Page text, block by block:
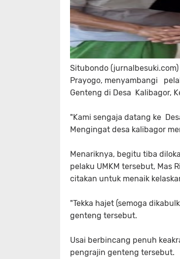
Situbondo
Prayogo, menyambangi
Genteng di Desa Kalibagor,
"Kami sengaja datang ke
Mengingat desa kalibagor
Menariknya, begitu tiba
pelaku UMKM tersebut, Mas
citakan untuk menaik
"Tekka hajet (semoga
genteng tersebut.
Usai berbincang penuh
pengrajin genteng tersebut.